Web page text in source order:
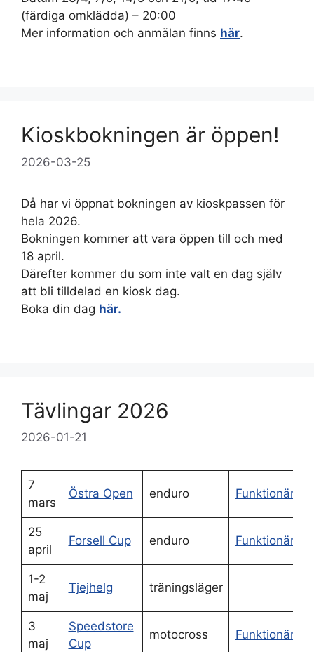
(färdiga omklädda) – 20:00
Mer information och anmälan finns här.
Kioskbokningen är öppen!
2026-03-25
Då har vi öppnat bokningen av kioskpassen för
hela 2026.
Bokningen kommer att vara öppen till och med
18 april.
Därefter kommer du som inte valt en dag själv
att bli tilldelad en kiosk dag.
Boka din dag här.
Tävlingar 2026
2026-01-21
7
mars
Östra Open enduro
25
april
Forsell Cup enduro
1-2
maj
Tjejhelg träningsläger
3
maj
Speedstore
Cup
motocross